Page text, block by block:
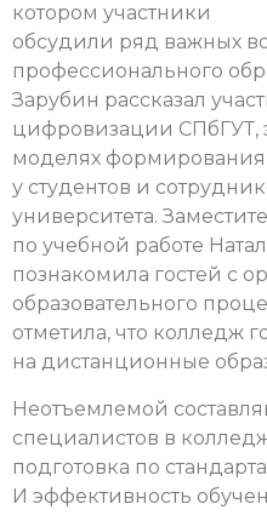
котором участники
обсудили ряд важных
профессионального
Зарубин рассказал
цифровизации СПбГУТ,
моделях
у студентов и
университета.
по учебной работе
познакомила гостей с
образовательного
отметила, что колледж
на дистанционные
Неотъемлемой
специалистов в
подготовка по
И эффективность